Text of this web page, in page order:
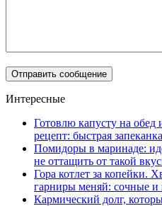
Интересные
Готовлю капусту на
рецепт: быстрая
Помидоры в маринаде:
не оттащить от такой
Гора котлет за копейки.
гарниры меняй: сочные
Кармический долг,